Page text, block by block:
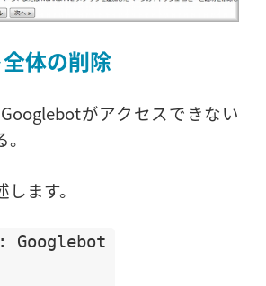
体の削除
がアクセスできない
ます。
Googlebot